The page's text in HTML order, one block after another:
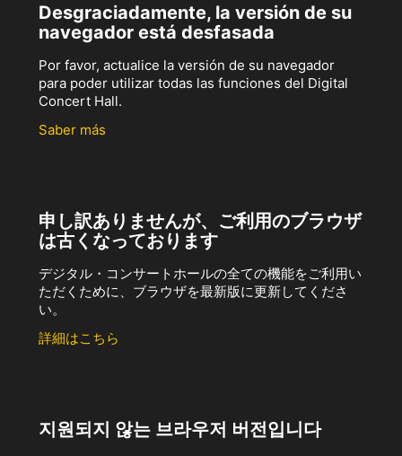
Desgraciadamente, la versión de su
navegador está desfasada
Por favor, actualice la versión de su navegador
para poder utilizar todas las funciones del Digital
Concert Hall.
Saber más
申し訳ありませんが、ご利用のブラウザ
は古くなっております
デジタル・コンサートホールの全ての機能をご利用い
ただくために、ブラウザを最新版に更新してくださ
い。
詳細はこちら
지원되지 않는 브라우저 버전입니다